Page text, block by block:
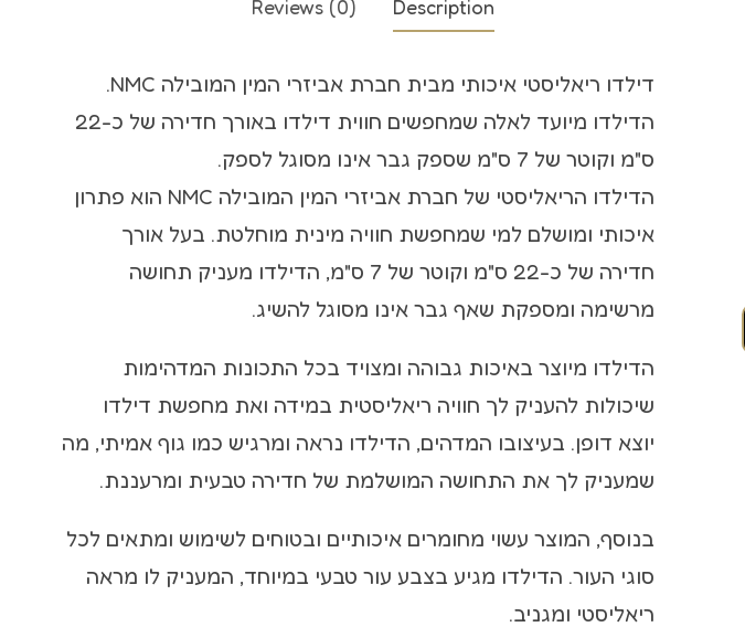
שוט לסקס
Description
Reviews (0)
דילדו ריאליסטי איכותי מבית חברת אביזרי המין המובילה NMC.
הדילדו מיועד לאלה שמחפשים חווית דילדו באורך חדירה של כ-22
ס"מ וקוטר של 7 ס"מ שספק גבר אינו מסוגל לספק.
הדילדו הריאליסטי של חברת אביזרי המין המובילה NMC הוא פתרון
איכותי ומושלם למי שמחפשת חוויה מינית מוחלטת. בעל אורך
חדירה של כ-22 ס"מ וקוטר של 7 ס"מ, הדילדו מעניק תחושה
מרשימה ומספקת שאף גבר אינו מסוגל להשיג.
הדילדו מיוצר באיכות גבוהה ומצויד בכל התכונות המדהימות
שיכולות להעניק לך חוויה ריאליסטית במידה ואת מחפשת דילדו
יוצא דופן. בעיצובו המדהים, הדילדו נראה ומרגיש כמו גוף אמיתי, מה
שמעניק לך את התחושה המושלמת של חדירה טבעית ומרעננת.
בנוסף, המוצר עשוי מחומרים איכותיים ובטוחים לשימוש ומתאים לכל
סוגי העור. הדילדו מגיע בצבע עור טבעי במיוחד, המעניק לו מראה
ריאליסטי ומגניב.